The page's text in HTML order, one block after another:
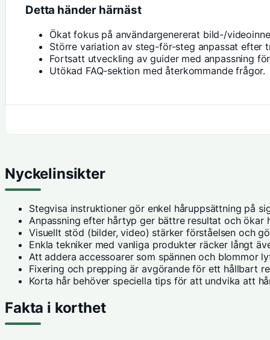
Detta händer härnäst
Ökat fokus på användargenererat bild-/
Större variation av steg-för-steg anpassat efter
Fortsatt utveckling av guider med anpassning
Utökad FAQ-sektion med återkommande frågor.
Nyckelinsikter
Stegvisa instruktioner gör enkel håruppsättning på
Anpassning efter hårtyp ger bättre resultat och ökar
Visuellt stöd (bilder, video) stärker förståelsen och
Enkla tekniker med vanliga produkter räcker långt
Att addera accessoarer som spännen och blommor
Fixering och prepping är avgörande för ett hållbart
Korta hår behöver speciella tips för att undvika att
Fakta i korthet